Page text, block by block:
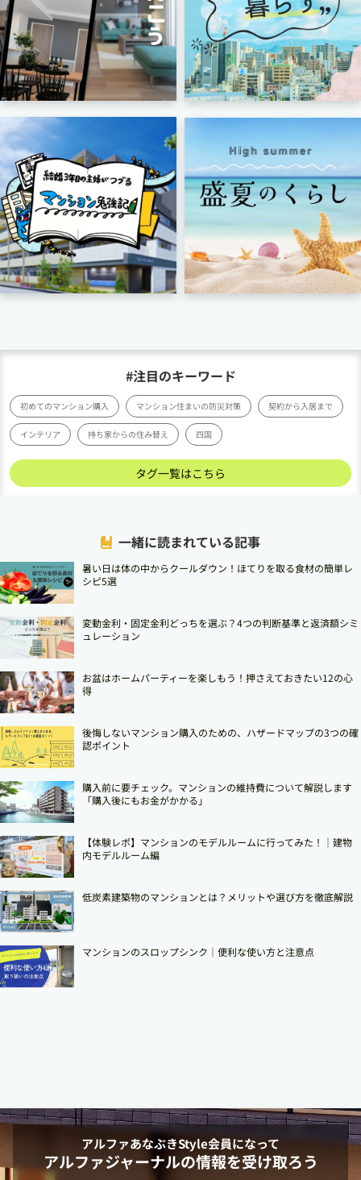
#注目のキーワード
初めてのマンション購入 マンション住まいの防災対策 契約から入居まで
インテリア 持ち家からの住み替え 四国
タグ一覧はこちら
一緒に読まれている記事
暑い日は体の中からクールダウン！ほてりを取る食材の簡単レ
シピ5選
変動金利・固定金利どっちを選ぶ？4つの判断基準と返済額シミ
ュレーション
お盆はホームパーティーを楽しもう！押さえておきたい12の心
得
後悔しないマンション購入のための、ハザードマップの3つの確
認ポイント
購入前に要チェック。マンションの維持費について解説します
「購入後にもお金がかかる」
【体験レポ】マンションのモデルルームに行ってみた！｜建物
内モデルルーム編
低炭素建築物のマンションとは？メリットや選び方を徹底解説
マンションのスロップシンク│便利な使い方と注意点
アルファあなぶきStyle会員になって
アルファジャーナルの情報を受け取ろう